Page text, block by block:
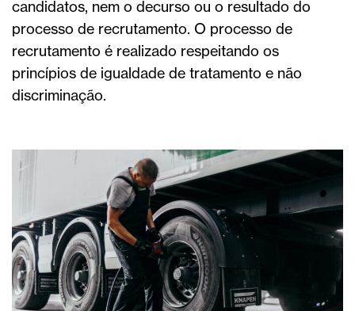
candidatos, nem o decurso ou o resultado do
processo de recrutamento. O processo de
recrutamento é realizado respeitando os
princípios de igualdade de tratamento e não
discriminação.